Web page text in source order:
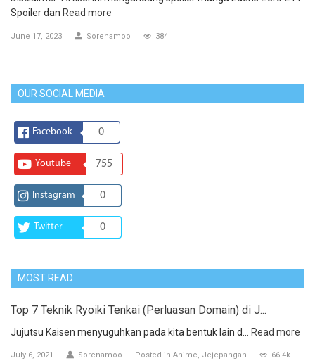
Spoiler dan Read more
June 17, 2023 Sorenamoo 384
OUR SOCIAL MEDIA
Facebook 0
Youtube 755
Instagram 0
Twitter 0
MOST READ
Top 7 Teknik Ryoiki Tenkai (Perluasan Domain) di J...
Jujutsu Kaisen menyuguhkan pada kita bentuk lain d... Read more
July 6, 2021 Sorenamoo Posted in Anime Jejepangan 66.4k